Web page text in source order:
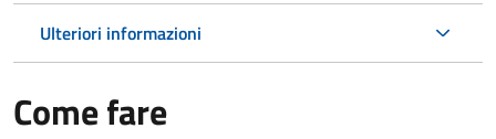
Ulteriori informazioni
Come fare